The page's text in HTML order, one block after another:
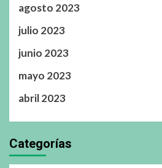
agosto 2023
julio 2023
junio 2023
mayo 2023
abril 2023
Categorías